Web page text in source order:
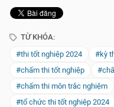
TỪ KHÓA:
#thi tốt nghiệp 2024
#kỳ
#chấm thi tốt nghiệp
#chấm thi môn trắc nghiệm
#tổ chức thi tốt nghiệp 2024